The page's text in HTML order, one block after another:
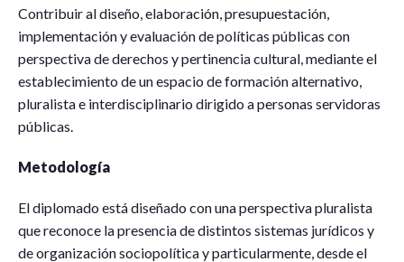
Contribuir al diseño, elaboración, presupuestación,
implementación y evaluación de políticas públicas con
perspectiva de derechos y pertinencia cultural, mediante el
establecimiento de un espacio de formación alternativo,
pluralista e interdisciplinario dirigido a personas servidoras
públicas.
Metodología
El diplomado está diseñado con una perspectiva pluralista
que reconoce la presencia de distintos sistemas jurídicos y
de organización sociopolítica y particularmente, desde el